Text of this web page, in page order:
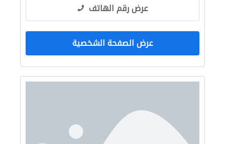
عرض رقم الهاتف
عرض الصفحة الشخصية